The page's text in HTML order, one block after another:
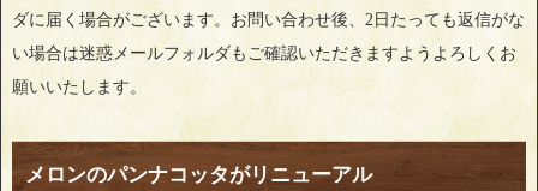
ダに届く場合がございます。お問い合わせ後、2日たっても返信がな
い場合は迷惑メールフォルダもご確認いただきますようよろしくお
願いいたします。
メロンのパンナコッタがリニューアル